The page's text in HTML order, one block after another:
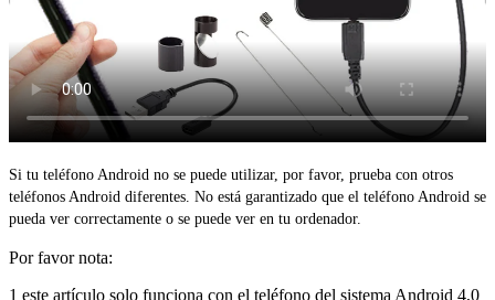
Si tu teléfono Android no se puede utilizar, por favor, prueba con otros
teléfonos Android diferentes. No está garantizado que el teléfono Android se
pueda ver correctamente o se puede ver en tu ordenador.
Por favor nota:
1 este artículo solo funciona con el teléfono del sistema Android 4,0